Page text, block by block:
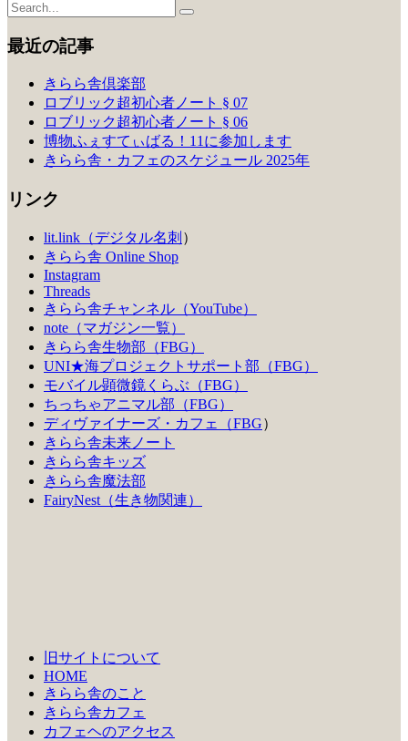
最近の記事
きらら舎倶楽部
ロブリック超初心者ノート § 07
ロブリック超初心者ノート § 06
博物ふぇすてぃばる！11に参加します
きらら舎・カフェのスケジュール 2025年
リンク
lit.link（デジタル名刺 ）
きらら舎 Online Shop
Instagram
Threads
きらら舎チャンネル（YouTube）
note（マガジン一覧）
きらら舎生物部（FBG）
UNI★海プロジェクトサポート部（FBG）
モバイル顕微鏡くらぶ（FBG）
ちっちゃアニマル部（FBG）
ディヴァイナーズ・カフェ（FBG）
きらら舎未来ノート
きらら舎キッズ
きらら舎魔法部
FairyNest（生き物関連）
旧サイトについて
HOME
きらら舎のこと
きらら舎カフェ
カフェヘのアクセス